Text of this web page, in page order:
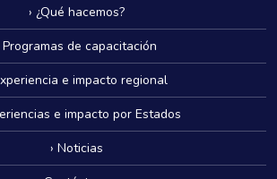
› ¿Qué hacemos?
Programas de capacitación
e impacto regional
e impacto por Estados
› Noticias